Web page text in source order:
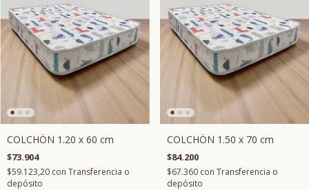
COLCHÓN 1.20 x 60 cm
$73.904
$59.123,20 con Transferencia o
depósito
COLCHÓN 1.50 x 70 cm
$84.200
$67.360 con Transferencia o
depósito